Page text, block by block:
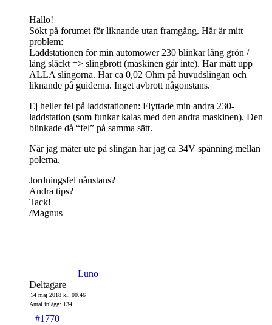
Hallo!
Sökt på forumet för liknande utan framgång. Här är mitt
problem:
Laddstationen för min automower 230 blinkar lång grön /
lång släckt => slingbrott (maskinen går inte). Har mätt upp
ALLA slingorna. Har ca 0,02 Ohm på huvudslingan och
liknande på guiderna. Inget avbrott någonstans.
Ej heller fel på laddstationen: Flyttade min andra 230-
laddstation (som funkar kalas med den andra maskinen). Den
blinkade då “fel” på samma sätt.
När jag mäter ute på slingan har jag ca 34V spänning mellan
polerna.
Jordningsfel nånstans?
Andra tips?
Tack!
/Magnus
Luno
Deltagare
14 maj 2018 kl. 00.46
Antal inlägg: 134
#1770